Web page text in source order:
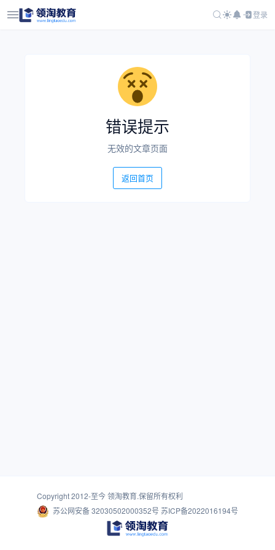
登录
错误提示
无效的文章页面
返回首页
Copyright 2012-至今领淘教育.保留所有权利
苏公网安备 32030502000352号 苏ICP备2022016194号